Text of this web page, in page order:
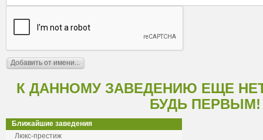
К ДАННОМУ ЗАВЕДЕНИЮ ЕЩЕ
БУДЬ ПЕРВЫМ!
Ближайшие заведения
Люкс-престиж